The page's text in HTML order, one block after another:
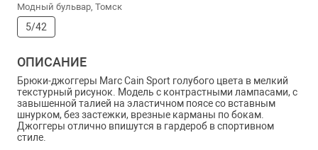
Модный бульвар, Томск
5/42
ОПИСАНИЕ
Брюки-джоггеры Marc Cain Sport голубого цвета в мелкий
текстурный рисунок. Модель с контрастными лампасами, с
завышенной талией на эластичном поясе со вставным
шнурком, без застежки, врезные карманы по бокам.
Джоггеры отлично впишутся в гардероб в спортивном
стиле.